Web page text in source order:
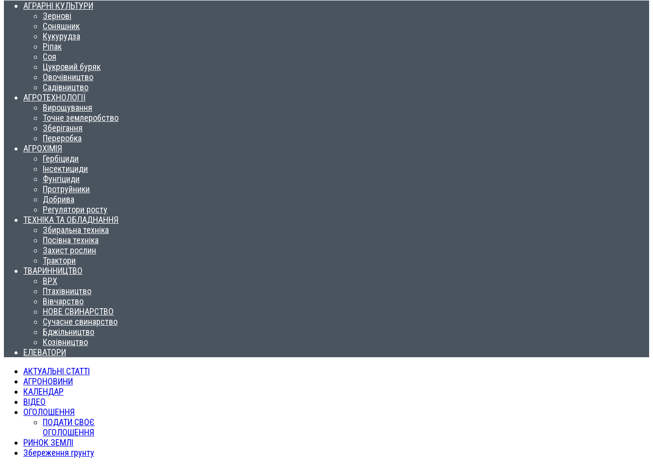
АГРАРНІ КУЛЬТУРИ
Зернові
Соняшник
Кукурудза
Ріпак
Соя
Цукровий буряк
Овочівництво
Садівництво
АГРОТЕХНОЛОГІЇ
Вирощування
Точне землеробство
Зберігання
Переробка
АГРОХІМІЯ
Гербіциди
Інсектициди
Фунгіциди
Протруйники
Добрива
Регулятори росту
ТЕХНІКА ТА ОБЛАДНАННЯ
Збиральна техніка
Посівна техніка
Захист рослин
Трактори
ТВАРИННИЦТВО
ВРХ
Птахівництво
Вівчарство
НОВЕ СВИНАРСТВО
Сучасне свинарство
Бджільництво
Козівництво
ЕЛЕВАТОРИ
АКТУАЛЬНІ СТАТТІ
АГРОНОВИНИ
КАЛЕНДАР
ВІДЕО
ОГОЛОШЕННЯ
ПОДАТИ СВОЄ
ОГОЛОШЕННЯ
РИНОК ЗЕМЛІ
Збереження грунту